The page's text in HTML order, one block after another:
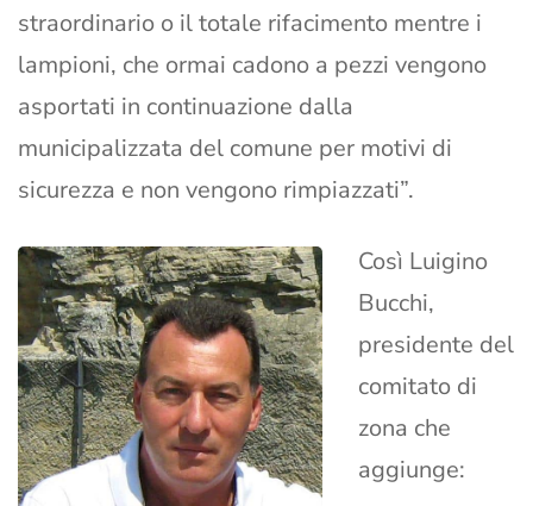
straordinario o il totale rifacimento mentre i
lampioni, che ormai cadono a pezzi vengono
asportati in continuazione dalla
municipalizzata del comune per motivi di
sicurezza e non vengono rimpiazzati”.
Così Luigino
Bucchi,
presidente del
comitato di
zona che
aggiunge: